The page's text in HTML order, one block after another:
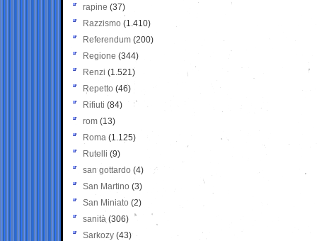
rapine (37)
Razzismo (1.410)
Referendum (200)
Regione (344)
Renzi (1.521)
Repetto (46)
Rifiuti (84)
rom (13)
Roma (1.125)
Rutelli (9)
san gottardo (4)
San Martino (3)
San Miniato (2)
sanità (306)
Sarkozy (43)